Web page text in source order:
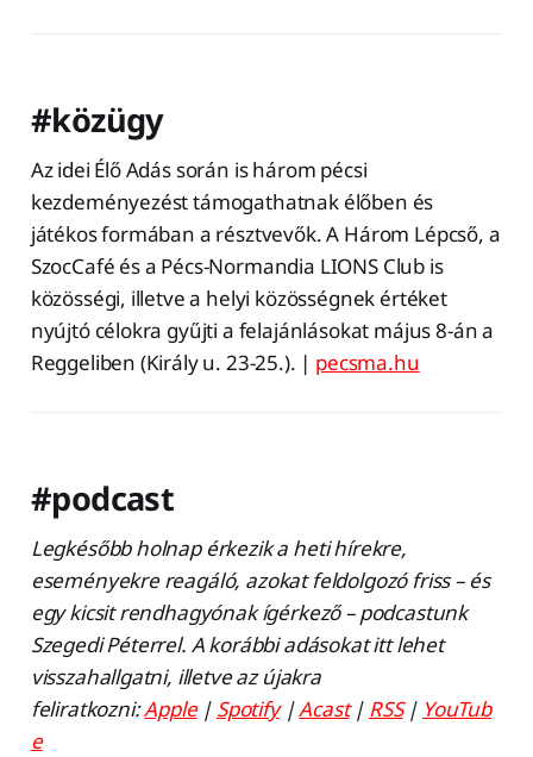
#közügy
Az idei Élő Adás során is három pécsi
kezdeményezést támogathatnak élőben és
játékos formában a résztvevők. A Három Lépcső, a
SzocCafé és a Pécs-Normandia LIONS Club is
közösségi, illetve a helyi közösségnek értéket
nyújtó célokra gyűjti a felajánlásokat május 8-án a
Reggeliben (Király u. 23-25.). | pecsma.hu
#podcast
Legkésőbb holnap érkezik a heti hírekre,
eseményekre reagáló, azokat feldolgozó friss – és
egy kicsit rendhagyónak ígérkező – podcastunk
Szegedi Péterrel. A korábbi adásokat itt lehet
visszahallgatni, illetve az újakra
feliratkozni:Apple| Spotify|Acast| RSS| YouTub
e